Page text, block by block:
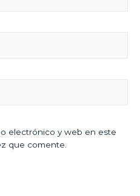
electrónico y web en este
que comente.